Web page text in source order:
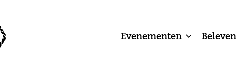
Evenementen Beleven